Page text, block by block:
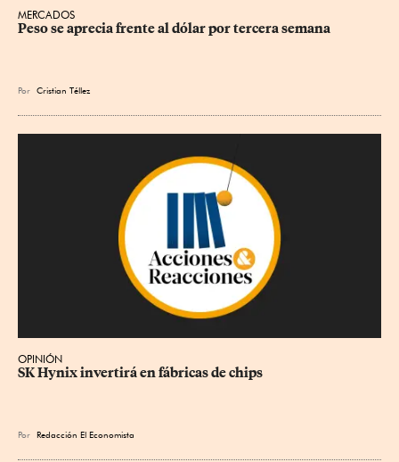
MERCADOS
Peso se aprecia frente al dólar por tercera semana
Por Cristian Téllez
OPINIÓN
SK Hynix invertirá en fábricas de chips
Por Redacción El Economista